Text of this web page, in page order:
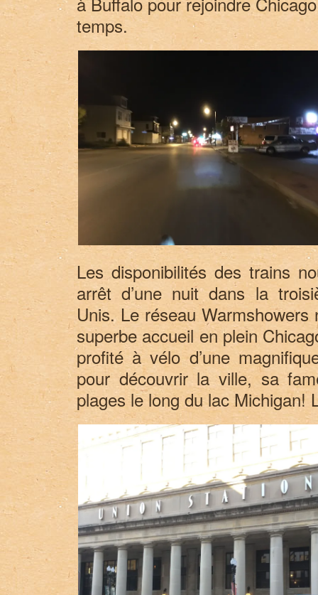
temps.
Les disponibilités des trains
arrêt d’une nuit dans la
Unis. Le réseau
superbe accueil en plein
profité à vélo d’une
pour découvrir la ville, sa
plages le long du lac Michigan!